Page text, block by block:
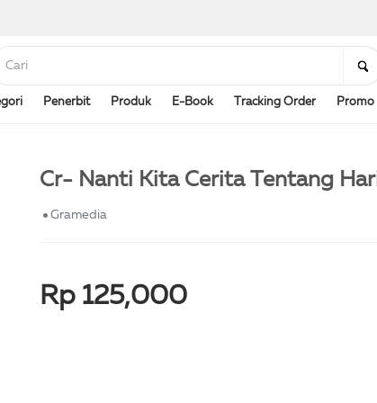
Penerbit Produk E-Book Tracking Order Promo
Cr- Nanti Kita Cerita Tentang
Gramedia
Rp 125,000